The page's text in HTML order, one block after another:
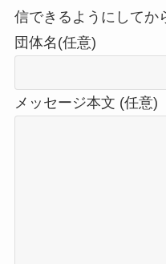
信できるようにしてか
団体名(任意)
メッセージ本文 (任意)